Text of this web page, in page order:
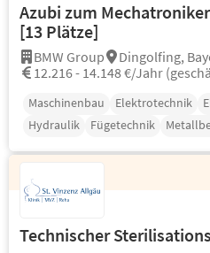
Azubi zum
[13 Plätze]
BMW Group Dingolfing,
12.216 - 14.148 €/Jahr
Maschinenbau Elektrotechnik
Hydraulik
Fügetechnik
Technischer